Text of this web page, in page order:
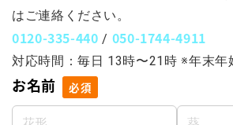
はご連絡ください。
0120-335-440 / 050-1744-4911
対応時間：毎日 13時〜21時 ※年末年
お名前 必須